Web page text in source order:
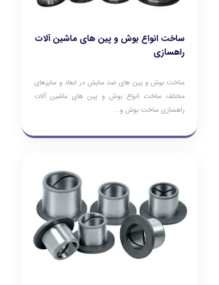
ساخت انواع بوش و پین های ماشین آلات
راهسازی
ساخت بوش و پين هاي ضد سايش در ابعاد و سايزهاي
مختلف ساخت انواع بوش و پین های ماشین آلات
راهسازی ساخت بوش و...